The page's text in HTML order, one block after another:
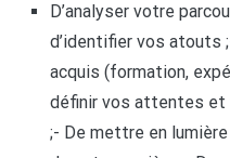
D’analyser votre
d’identifier vos atouts
acquis (formation,
définir vos attentes
;- De mettre en